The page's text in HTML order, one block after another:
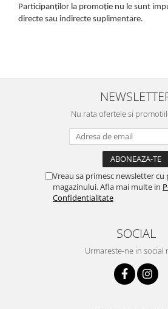
Participanților la promoție nu le sunt
directe sau indirecte suplimentare.
Nu rata ofertele si
Vreau sa primesc newsletter
magazinului. Afla mai multe in
Confidentialitate
SOCIAL
Urmareste-ne in social